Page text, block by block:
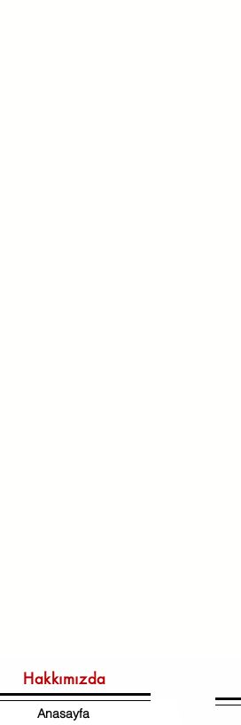
Hakkımızda
Anasayfa